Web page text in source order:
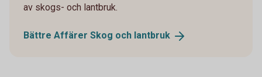
av skogs- och lantbruk.
Bättre Affärer Skog och lantbruk